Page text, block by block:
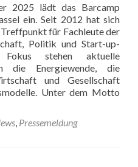
2025 lädt das Barcamp
ein. Seit 2012 hat sich
für Fachleute der
Politik und Start-up-
stehen aktuelle
die Energiewende, die
und Gesellschaft
Unter dem Motto
, Pressemeldung